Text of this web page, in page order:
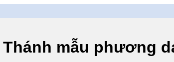
Thánh mẫu phương